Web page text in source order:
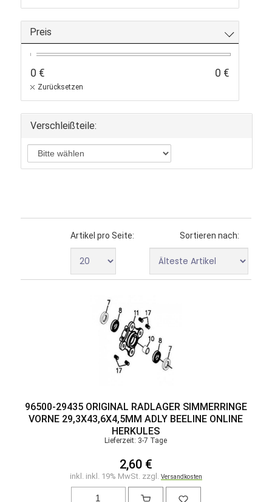
Preis
0 € 0 €
Zurücksetzen
Verschleißteile:
Sortieren nach:
Artikel pro Seite:
96500-29435 ORIGINAL RADLAGER SIMMERRINGE
VORNE 29,3X43,6X4,5MM ADLY BEELINE ONLINE
HERKULES
Lieferzeit: 3-7 Tage
2,60 €
inkl. inkl. 19% MwSt. zzgl. Versandkosten